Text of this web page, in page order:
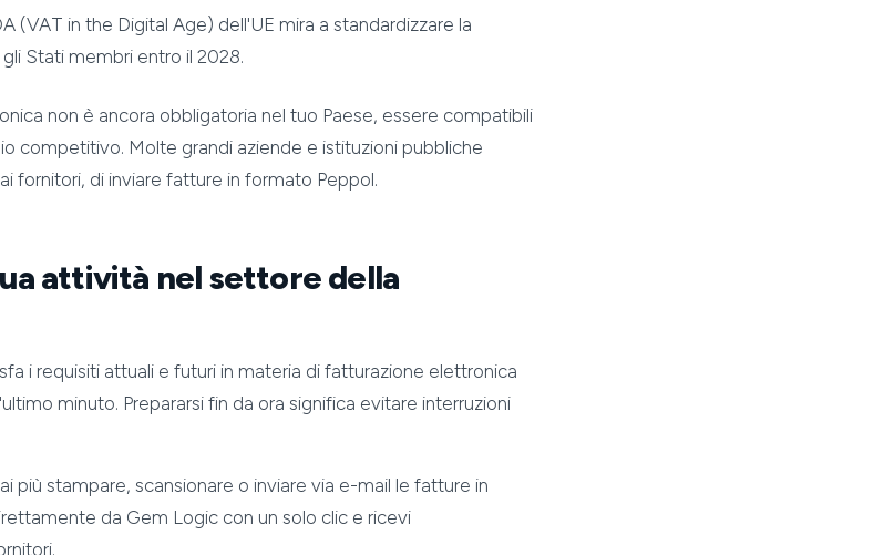
(VAT in the Digital Age) dell'UE mira a standardizzare la
Stati membri entro il 2028.
non è ancora obbligatoria nel tuo Paese, essere compatibili
competitivo. Molte grandi aziende e istituzioni pubbliche
fornitori, di inviare fatture in formato Peppol.
attività nel settore della
i requisiti attuali e futuri in materia di fatturazione elettronica
minuto. Prepararsi fin da ora significa evitare interruzioni
più stampare, scansionare o inviare via e-mail le fatture in
da Gem Logic con un solo clic e ricevi